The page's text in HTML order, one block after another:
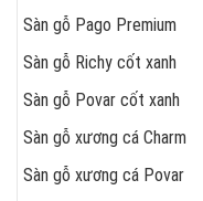
Sàn gỗ Pago Premium
Sàn gỗ Richy cốt xanh
Sàn gỗ Povar cốt xanh
Sàn gỗ xương cá Charm
Sàn gỗ xương cá Povar